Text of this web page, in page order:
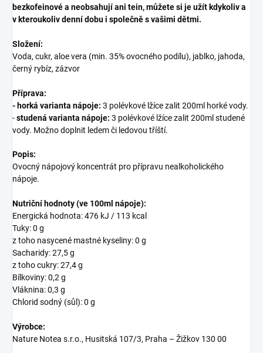
bezkofeinové a neobsahují ani tein, můžete si je užít kdykoliv a
v kteroukoliv denní dobu i společně s vašimi dětmi.
Složení:
Voda, cukr, aloe vera (min. 35% ovocného podílu), jablko, jahoda,
černý rybíz, zázvor
Příprava:
- horká varianta nápoje: 3 polévkové lžíce zalit 200ml horké vody.
-studená varianta nápoje: 3 polévkové lžíce zalit 200ml studené
vody. Možno doplnit ledem či ledovou tříští.
Popis:
Ovocný nápojový koncentrát pro přípravu nealkoholického
nápoje.
Nutriční hodnoty (ve 100ml nápoje):
Energická hodnota: 476 kJ / 113 kcal
Tuky: 0 g
z toho nasycené mastné kyseliny: 0 g
Sacharidy: 27,5 g
z toho cukry: 27,4 g
Bílkoviny: 0,2 g
Vláknina: 0,3 g
Chlorid sodný (sůl): 0 g
Výrobce:
Nature Notea s.r.o., Husitská 107/3, Praha – Žižkov 130 00